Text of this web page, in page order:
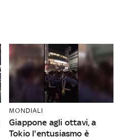
MONDIALI
Giappone agli ottavi, a
Tokio l'entusiasmo è